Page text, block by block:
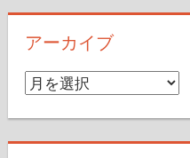
アーカイブ
ア